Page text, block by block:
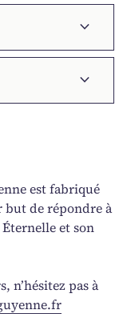
expand_more
expand_more
est fabriqué
de répondre à
et son
n’hésitez pas à